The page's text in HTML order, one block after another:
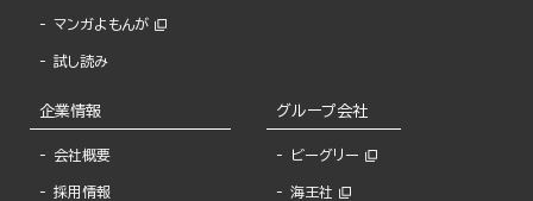
マンガよもんが
試し読み
企業情報
会社概要
採用情報
グループ会社
ビーグリー
海王社